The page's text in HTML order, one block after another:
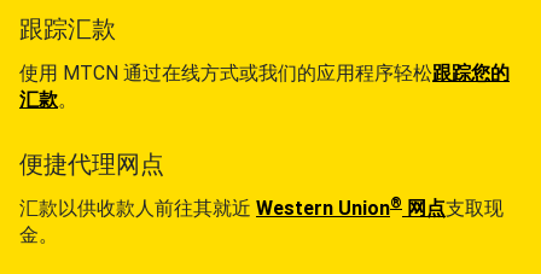
跟踪汇款
使用 MTCN 通过在线方式或我们的应用程序轻松跟踪您的
汇款。
便捷代理网点
汇款以供收款人前往其就近 Western Union® 网点支取现
金。